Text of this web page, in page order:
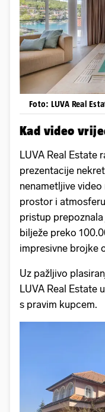
Foto: LUVA Real
Kad video
LUVA Real Estate
prezentacije
nenametljive
prostor i
pristup
bilježe preko
impresivne brojke
Uz pažljivo
LUVA Real Estate
s pravim kupcem.